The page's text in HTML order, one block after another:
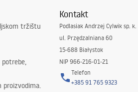
tržištu
potrebe,
Kontakt
Podlasiak Andrzej Cylwik sp. k.
ul. Przędzalniana 60
15-688 Białystok
NIP 966-216-01-21
Telefon
+385 91 765 9323